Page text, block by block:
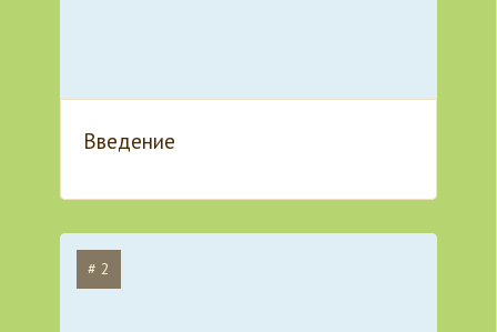
Введение
# 2